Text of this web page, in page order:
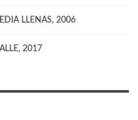
LLENAS, 2006
2017